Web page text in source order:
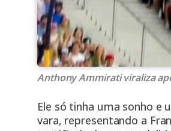
Anthony Ammirati viraliza
Ele só tinha uma sonho
vara, representando a